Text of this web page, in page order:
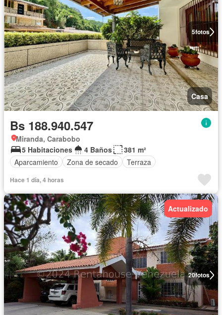
5fotos
Casa
Bs 188.940.547
Miranda, Carabobo
5 Habitaciones
4 Baños
381 m²
Aparcamiento
Zona de secado Terraza
Hace 1 día, 4 horas
20fotos
Actualizado